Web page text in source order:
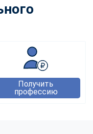
Получить
профессию